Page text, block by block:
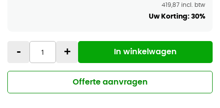
419,87
Uw Korting:30%
- + In winkelwagen
Offerte aanvragen